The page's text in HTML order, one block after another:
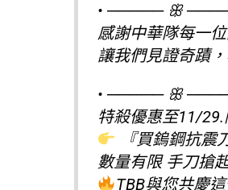
• ───── ꕥ
感謝中華隊每一
讓我們見證奇蹟
• ───── ꕥ
特殺優惠至11/
『買鎢鋼抗震
數量有限 手刀搶
TBB與您共慶